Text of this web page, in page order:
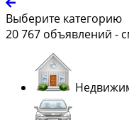
Выберите категорию
20 767 объявлений -